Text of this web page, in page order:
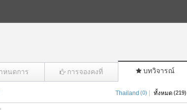
(2528)
หนดการ การจองคงที่ บทวิจารณ์
Thailand (0) | ทั้งหมด (219)